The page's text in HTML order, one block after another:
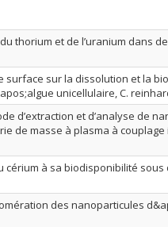
thorium et de l’uranium dans
surface sur la dissolution et la
unicellulaire, C.
d’extraction et d’analyse de
de masse à plasma à
cérium à sa biodisponibilité
des nanoparticules